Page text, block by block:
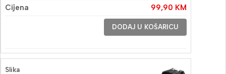
99,90 KM
DODAJ U KOŠARICU